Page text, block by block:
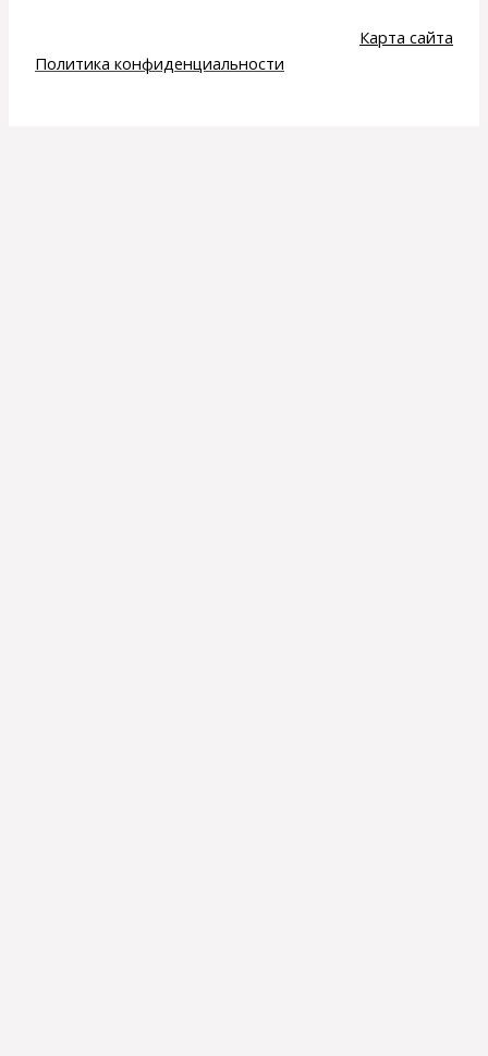
Карта сайта
Политика конфиденциальности